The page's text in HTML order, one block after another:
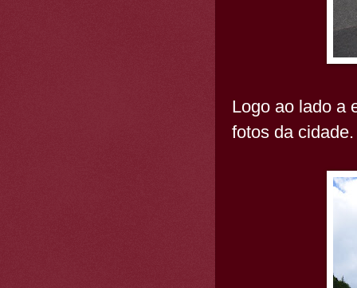
Logo ao lado a
fotos da cidade.